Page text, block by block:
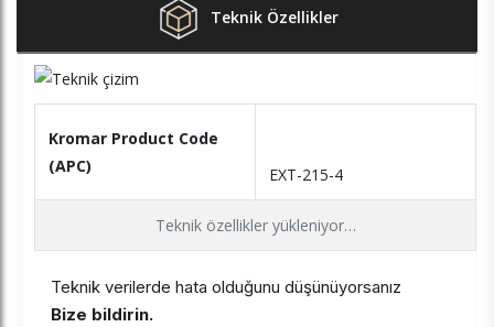
Teknik Özellikler
Kromar Product Code
(APC)
EXT-215-4
Teknik özellikler yükleniyor…
Teknik verilerde hata olduğunu düşünüyorsanız
Bize bildirin.